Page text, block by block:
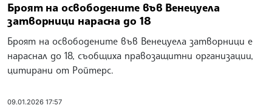
Броят на освободените във Венецуела
затворници нарасна до 18
Броят на освободените във Венецуела затворници е
нараснал до 18, съобщиха правозащитни организации,
цитирани от Ройтерс.
09.01.2026 17:57